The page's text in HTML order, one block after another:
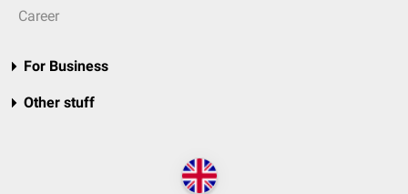
Career
For Business
Other stuff